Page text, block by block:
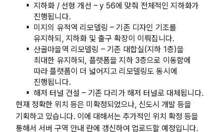
지하화 / 선형 개선 – y 56에 맞춰 전체적인 지하화가
진행됩니다.
미지의 유적역 리모델링 – 기존 디자인 기조를
유지하되, 지하화 및 출구 확장이 이뤄집니다.
산골마을역 리모델링 – 기존 대합실(지하 1층)을
최대한 유지하되, 플랫폼을 지하 3층으로 이동함에
따라 플랫폼이 더 넓어지고 리모델링도 동시에
진행됩니다.
해저 터널 건설 – 기존 다리가 해저 터널로 대체됩니다.
현재 정확한 위치 등은 미확정되었으나, 신도시 개발 등을
기획하고 있습니다. 이에 대해서는 추가적인 위치 확정 등을
통해서 서버 구역 안내 란에 갱신하여 업로드할 예정입니다.